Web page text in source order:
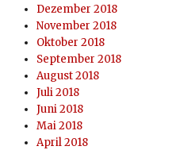
Dezember 2018
November 2018
Oktober 2018
September 2018
August 2018
Juli 2018
Juni 2018
Mai 2018
April 2018